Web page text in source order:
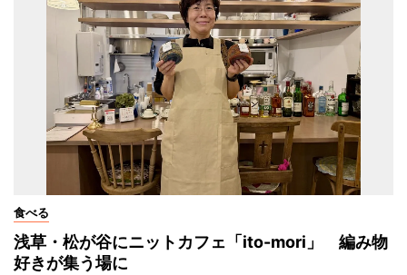
食べる
浅草・松が谷にニットカフェ「ito-mori」 編み物
好きが集う場に